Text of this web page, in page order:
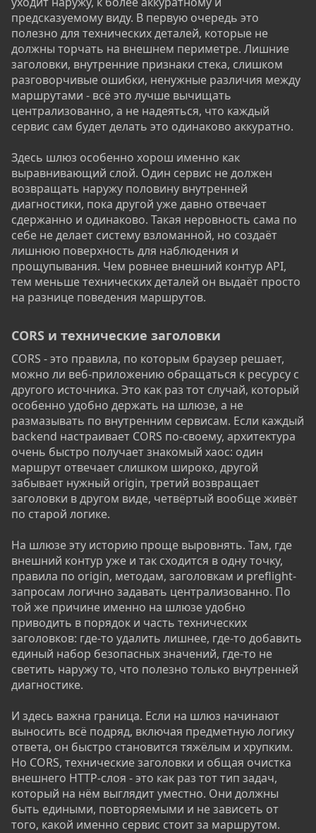
предсказуемому виду. В первую очередь это
полезно для технических деталей, которые не
должны торчать на внешнем периметре. Лишние
заголовки, внутренние признаки стека, слишком
разговорчивые ошибки, ненужные различия между
маршрутами - всё это лучше вычищать
централизованно, а не надеяться, что каждый
сервис сам будет делать это одинаково аккуратно.
Здесь шлюз особенно хорош именно как
выравнивающий слой. Один сервис не должен
возвращать наружу половину внутренней
диагностики, пока другой уже давно отвечает
сдержанно и одинаково. Такая неровность сама по
себе не делает систему взломанной, но создаёт
лишнюю поверхность для наблюдения и
прощупывания. Чем ровнее внешний контур API,
тем меньше технических деталей он выдаёт просто
на разнице поведения маршрутов.
CORS и технические заголовки​
CORS - это правила, по которым браузер решает,
можно ли веб-приложению обращаться к ресурсу с
другого источника. Это как раз тот случай, который
особенно удобно держать на шлюзе, а не
размазывать по внутренним сервисам. Если каждый
backend настраивает CORS по-своему, архитектура
очень быстро получает знакомый хаос: один
маршрут отвечает слишком широко, другой
забывает нужный origin, третий возвращает
заголовки в другом виде, четвёртый вообще живёт
по старой логике.
На шлюзе эту историю проще выровнять. Там, где
внешний контур уже и так сходится в одну точку,
правила по origin, методам, заголовкам и preflight-
запросам логично задавать централизованно. По
той же причине именно на шлюзе удобно
приводить в порядок и часть технических
заголовков: где-то удалить лишнее, где-то добавить
единый набор безопасных значений, где-то не
светить наружу то, что полезно только внутренней
диагностике.
И здесь важна граница. Если на шлюз начинают
выносить всё подряд, включая предметную логику
ответа, он быстро становится тяжёлым и хрупким.
Но CORS, технические заголовки и общая очистка
внешнего HTTP-слоя - это как раз тот тип задач,
который на нём выглядит уместно. Они должны
быть едиными, повторяемыми и не зависеть от
того, какой именно сервис стоит за маршрутом.